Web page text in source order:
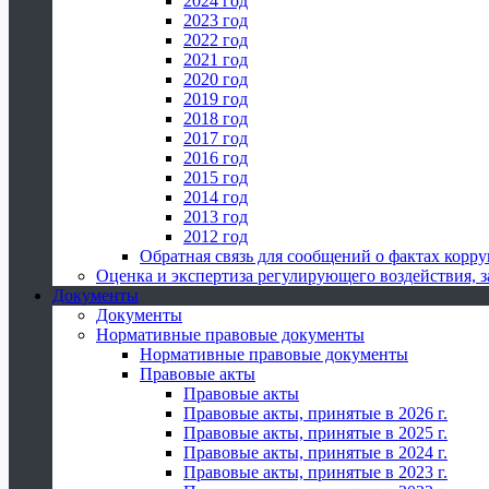
2023 год
2022 год
2021 год
2020 год
2019 год
2018 год
2017 год
2016 год
2015 год
2014 год
2013 год
2012 год
Обратная связь для сообщений о фактах
Оценка и экспертиза регулирующего
Документы
Документы
Нормативные правовые документы
Нормативные правовые документы
Правовые акты
Правовые акты
Правовые акты, принятые в 2026 г.
Правовые акты, принятые в 2025 г.
Правовые акты, принятые в 2024 г.
Правовые акты, принятые в 2023 г.